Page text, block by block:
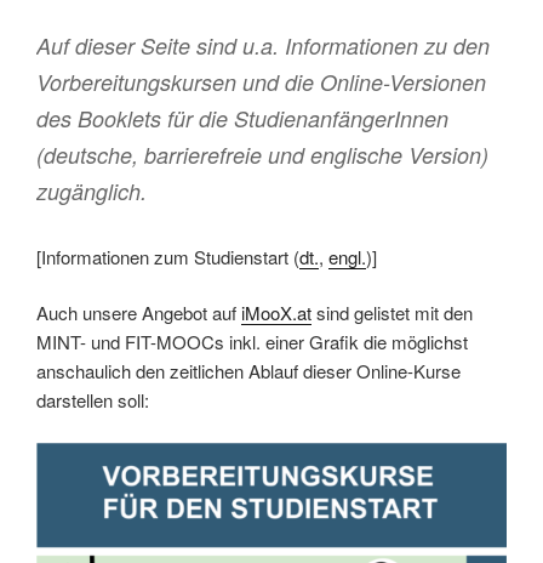
Auf dieser Seite sind u.a. Informationen zu den
Vorbereitungskursen und die Online-Versionen
des Booklets für die StudienanfängerInnen
(deutsche, barrierefreie und englische Version)
zugänglich.
[Informationen zum Studienstart (dt., engl.)]
Auch unsere Angebot aufiMooX.atsind gelistet mit den
MINT- und FIT-MOOCs inkl. einer Grafik die möglichst
anschaulich den zeitlichen Ablauf dieser Online-Kurse
darstellen soll: